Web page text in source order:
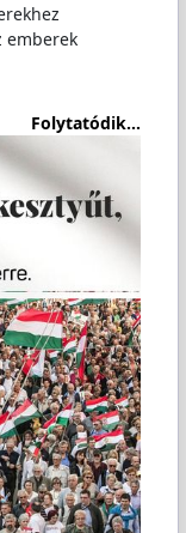
emberek
Folytatódik...